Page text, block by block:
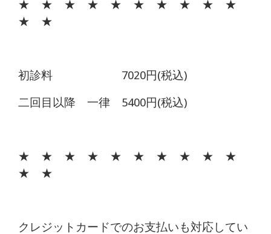
★ ★ ★ ★ ★ ★ ★ ★ ★ ★
★ ★
初診料 7020円(税込)
二回目以降 一律 5400円(税込)
★ ★ ★ ★ ★ ★ ★ ★ ★ ★
★ ★
クレジットカードでのお支払いも対応してい